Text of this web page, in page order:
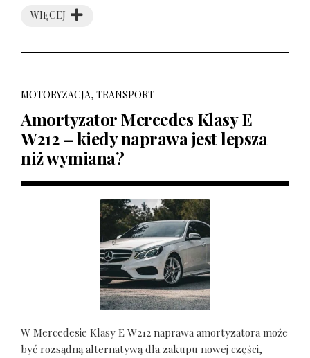
WIĘCEJ
MOTORYZACJA, TRANSPORT
Amortyzator Mercedes Klasy E
W212 – kiedy naprawa jest lepsza
niż wymiana?
W Mercedesie Klasy E W212 naprawa amortyzatora może
być rozsądną alternatywą dla zakupu nowej części,